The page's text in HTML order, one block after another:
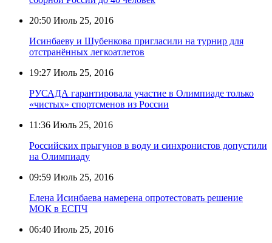
20:50 Июль 25, 2016
Исинбаеву и Шубенкова пригласили на турнир для
отстранённых легкоатлетов
19:27 Июль 25, 2016
РУСАДА гарантировала участие в Олимпиаде только
«чистых» спортсменов из России
11:36 Июль 25, 2016
Российских прыгунов в воду и синхронистов допустили
на Олимпиаду
09:59 Июль 25, 2016
Елена Исинбаева намерена опротестовать решение
МОК в ЕСПЧ
06:40 Июль 25, 2016